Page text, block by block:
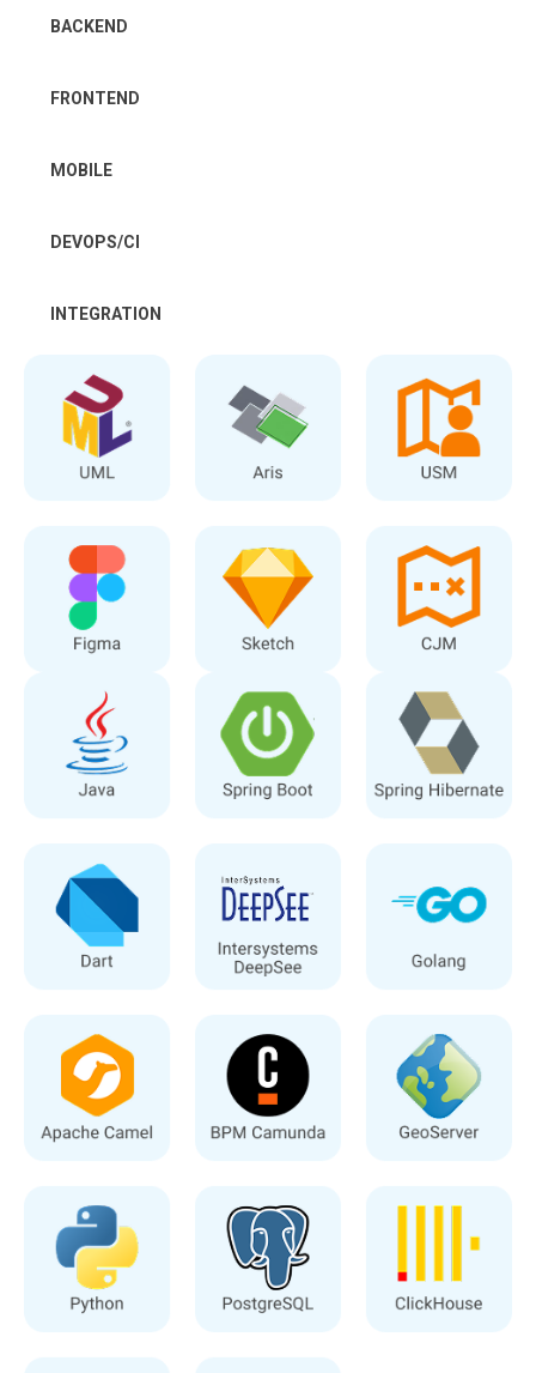
BACKEND
FRONTEND
MOBILE
DEVOPS/CI
INTEGRATION